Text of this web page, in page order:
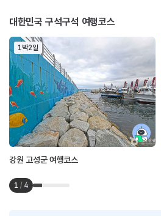
대한민국 구석구석 여행코스
1박2일
강원 고성군 여행코스
1 / 4